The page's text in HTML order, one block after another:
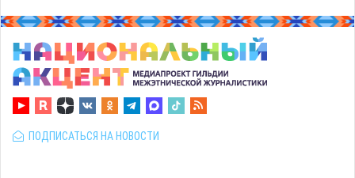
ПОДПИСАТЬСЯ НА НОВОСТИ